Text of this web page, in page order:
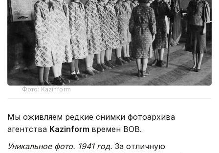
Фото: Kazinform
Мы оживляем редкие снимки фотоархива
агентства Kazinform времен ВОВ.
Уникальное фото. 1941 год. За отличную